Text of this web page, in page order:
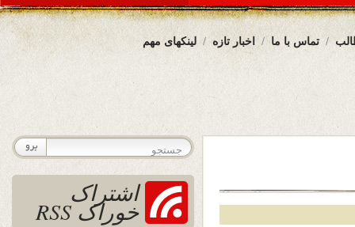
لینکهای مهم اخبار تازه تماس با ما
اشتراک
خوراک RSS